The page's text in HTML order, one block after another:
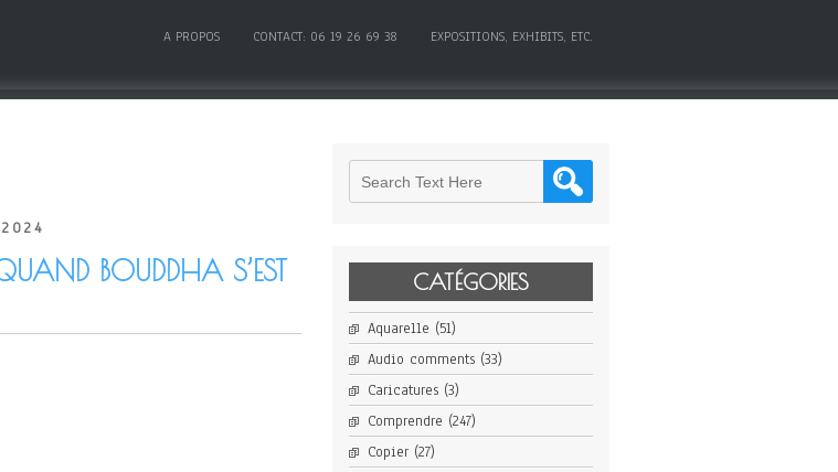
A PROPOS CONTACT: 06 19 26 69 38 EXPOSITIONS, EXHIBITS, ETC.
BOUDDHA S’EST
CATÉGORIES
Aquarelle (51)
Audio comments(33)
Caricatures(3)
Comprendre (247)
Copier(27)